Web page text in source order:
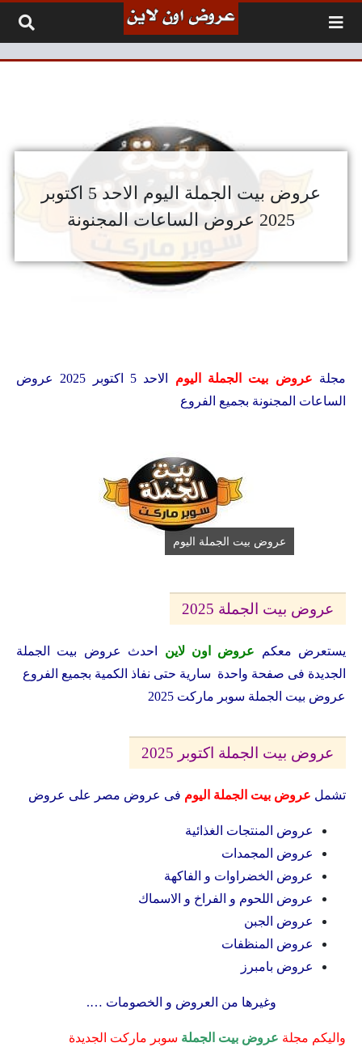
عروض بيت الجملة اليوم الاحد 5 اكتوبر
2025 عروض الساعات المجنونة
مجلة عروض بيت الجملة اليوم
الاحد 5 اكتوبر 2025 عروض
الساعات المجنونة بجميع الفروع
عروض بيت الجملة اليوم
عروض بيت الجملة 2025
يستعرض معكم عروض اون لاين احدث عروض بيت الجملة
الجديدة فى صفحة واحدة سارية حتى نفاذ الكمية بجميع الفروع
عروض بيت الجملة سوبر ماركت 2025
عروض بيت الجملة اكتوبر 2025
تشمل عروض بيت الجملة اليوم فى عروض مصر على عروض
عروض المنتجات الغذائية
عروض المجمدات
عروض الخضراوات و الفاكهة
عروض اللحوم و الفراخ و الاسماك
عروض الجبن
عروض المنظفات
عروض بامبرز
وغيرها من العروض و الخصومات ….
واليكم مجلة عروض بيت الجملة سوبر ماركت الجديدة